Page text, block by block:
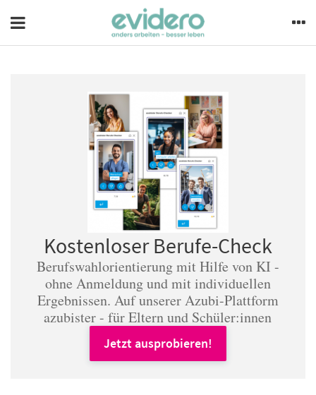
Kostenloser Berufe-Check
Berufswahlorientierung mit Hilfe von KI -
ohne Anmeldung und mit individuellen
Ergebnissen. Auf unserer Azubi-Plattform
azubister - für Eltern und Schüler:innen
Jetzt ausprobieren!